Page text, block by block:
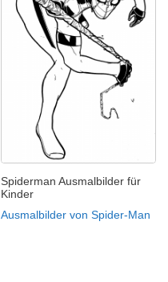
Spiderman Ausmalbilder für
Kinder
Ausmalbilder von Spider-Man